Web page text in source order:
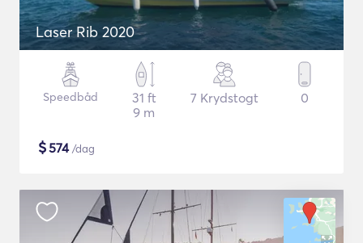
Laser Rib 2020
Speedbåd
31 ft
9 m
7 Krydstogt 0
$574/dag